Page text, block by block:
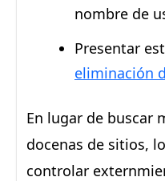
nombre de
Presentar
eliminación
En lugar de buscar
docenas de sitios,
controlar